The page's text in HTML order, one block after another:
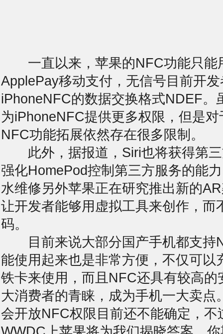
一直以来，苹果的NFC功能只能
ApplePay移动支付， 无信号 目前开
iPhoneNFC的数据交换格式NDEF。
为iPhoneNFC提供更多权限，但是
NFC功能拓展依然存在很多限制。
此外，据报道，Siri也将获得第三
强化HomePod控制第三方服务的能
水维修另外苹果正在研究推出新的
让开发者能够用虚拟工具来创作，而
码。
目前来说大部分国产手机都支持
能使用起来也是非常方便，不仅可以
铁卡来使用，而且NFC还具有较高的
大消费者的青睐，成为手机一大卖点
会开放NFC权限目前还不能确定，不